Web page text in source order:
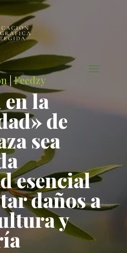
|Feedzy
la
de
sea
esencial
daños a
y